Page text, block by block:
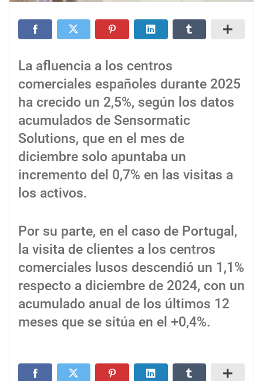
La afluencia a los centros
comerciales españoles durante 2025
ha crecido un 2,5%, según los datos
acumulados de Sensormatic
Solutions, que en el mes de
diciembre solo apuntaba un
incremento del 0,7% en las visitas a
los activos.
Por su parte, en el caso de Portugal,
la visita de clientes a los centros
comerciales lusos descendió un 1,1%
respecto a diciembre de 2024, con un
acumulado anual de los últimos 12
meses que se sitúa en el +0,4%.